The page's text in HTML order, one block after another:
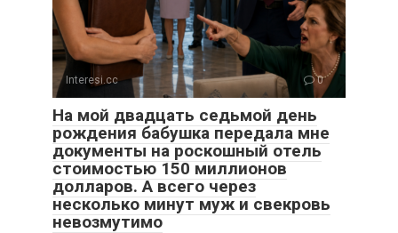
Interesi.cc 0
На мой двадцать седьмой день
рождения бабушка передала мне
документы на роскошный отель
стоимостью 150 миллионов
долларов. А всего через
несколько минут муж и свекровь
невозмутимо